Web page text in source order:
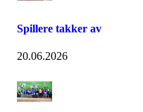
Spillere takker av
20.06.2026